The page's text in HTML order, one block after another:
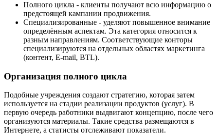
Полного цикла - клиенты получают всю информацию о
предстоящей кампании продвижения.
Специализированные - уделяют повышенное внимание
определённым аспектам. Эта категория относится к
разным направлениям. Соответствующие конторы
специализируются на отдельных областях маркетинга
(контент, E-mail, BTL).
Организация полного цикла
Подобные учреждения создают стратегию, которая затем
используется на стадии реализации продуктов (услуг). В
первую очередь работники выдвигают концепцию, после чего
организуются материалы. Такие средства размещаются в
Интернете, а статисты отслеживают показатели.